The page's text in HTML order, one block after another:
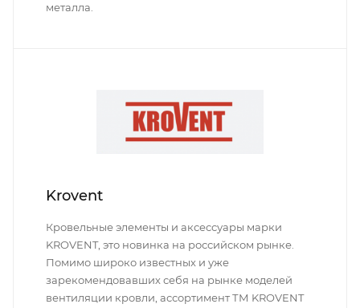
металла.
Krovent
Кровельные элементы и аксессуары марки
KROVENT, это новинка на российском рынке.
Помимо широко известных и уже
зарекомендовавших себя на рынке моделей
вентиляции кровли, ассортимент ТМ KROVENT